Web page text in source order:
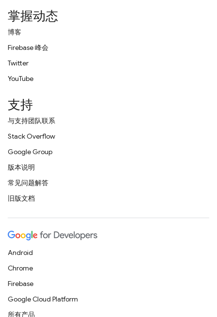
掌握动态
博客
Firebase 峰会
Twitter
YouTube
支持
与支持团队联系
Stack Overflow
Google Group
版本说明
常见问题解答
旧版文档
Android
Chrome
Firebase
Google Cloud Platform
所有产品